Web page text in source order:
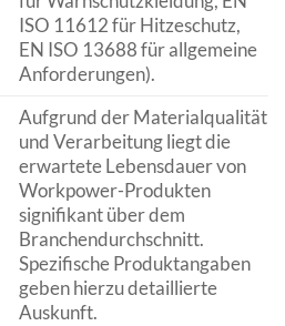
ISO 11612 für Hitzeschutz,
EN ISO 13688 für allgemeine
Anforderungen).
Aufgrund der Materialqualität
und Verarbeitung liegt die
erwartete Lebensdauer von
Workpower-Produkten
signifikant über dem
Branchendurchschnitt.
Spezifische Produktangaben
geben hierzu detaillierte
Auskunft.